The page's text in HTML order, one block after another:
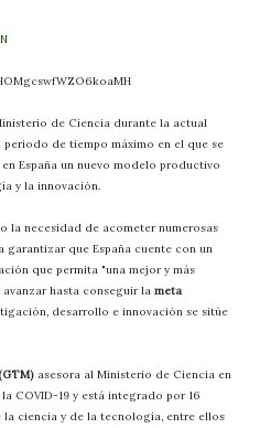
de Ciencia durante la actual
de tiempo máximo en el que se
España un nuevo modelo productivo
y la innovación.
la necesidad de acometer numerosas
que España cuente con un
que permita "una mejor y más
hasta conseguir la meta
desarrollo e innovación se sitúe
asesora al Ministerio de Ciencia en
COVID-19 y está integrado por 16
ciencia y de la tecnología, entre ellos